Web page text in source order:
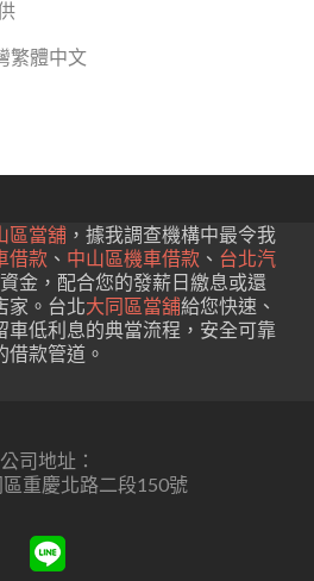
繁體中文
區當舖 ，據我調查機構中最令我
借款 、 中山區機車借款 、 台北汽
金，配合您的發薪日繳息或還
家。台北大同區當舖給您快速、
車低利息的典當流程，安全可靠
借款管道。
公司地址：
重慶北路二段150號